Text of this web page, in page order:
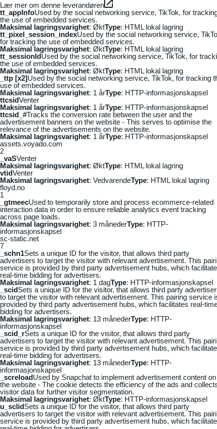
Lær mer om denne leverandøren
tt_appInfoUsed by the social networking service, TikTok, for
the use of embedded services.
Maksimal lagringsvarighet: ØktType: HTML lokal lagring
tt_pixel_session_indexUsed by the social networking service,
for tracking the use of embedded services.
Maksimal lagringsvarighet: ØktType: HTML lokal lagring
tt_sessionIdUsed by the social networking service, TikTok, for
the use of embedded services.
Maksimal lagringsvarighet: ØktType: HTML lokal lagring
_ttp [x2]Used by the social networking service, TikTok, for tracking
use of embedded services.
Maksimal lagringsvarighet: 1 årType: HTTP-informasjonskapsel
ttcsidVenter
Maksimal lagringsvarighet: 1 årType: HTTP-informasjonskapsel
ttcsid_#Tracks the conversion rate between the user and the
advertisement banners on the website - This serves to optimise the
relevance of the advertisements on the website.
Maksimal lagringsvarighet: 1 årType: HTTP-informasjonskapsel
assets.voyado.com
2
_vaSVenter
Maksimal lagringsvarighet: ØktType: HTML lokal lagring
vtidVenter
Maksimal lagringsvarighet: VedvarendeType: HTML lokal lagring
floyd.no
1
_gtmeecUsed to temporarily store and process ecommerce-related
interaction data in order to ensure reliable analytics event tracking
across page loads.
Maksimal lagringsvarighet: 3 månederType: HTTP-
informasjonskapsel
sc-static.net
7
_schn1Sets a unique ID for the visitor, that allows third party
advertisers to target the visitor with relevant advertisement. This
service is provided by third party advertisement hubs, which
real-time bidding for advertisers.
Maksimal lagringsvarighet: 1 dagType: HTTP-informasjonskapsel
_scidSets a unique ID for the visitor, that allows third party
to target the visitor with relevant advertisement. This pairing service
provided by third party advertisement hubs, which facilitates real-
bidding for advertisers.
Maksimal lagringsvarighet: 13 månederType: HTTP-
informasjonskapsel
_scid_rSets a unique ID for the visitor, that allows third party
advertisers to target the visitor with relevant advertisement. This
service is provided by third party advertisement hubs, which
real-time bidding for advertisers.
Maksimal lagringsvarighet: 13 månederType: HTTP-
informasjonskapsel
_screloadUsed by Snapchat to implement advertisement content on
the website - The cookie detects the efficiency of the ads and
visitor data for further visitor segmentation.
Maksimal lagringsvarighet: ØktType: HTTP-informasjonskapsel
u_sclidSets a unique ID for the visitor, that allows third party
advertisers to target the visitor with relevant advertisement. This
service is provided by third party advertisement hubs, which